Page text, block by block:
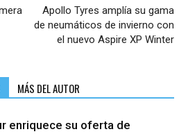
Apollo Tyres amplía su gama
de neumáticos de invierno con
el nuevo Aspire XP Winter
MÁS DEL AUTOR
enriquece su oferta de